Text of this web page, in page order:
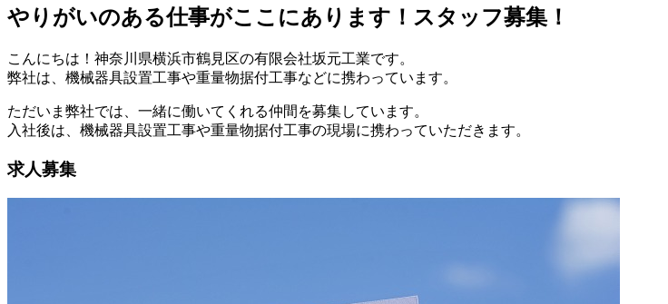
やりがいのある仕事がここにあります！スタッフ募集！
こんにちは！神奈川県横浜市鶴見区の有限会社坂元工業です。
弊社は、機械器具設置工事や重量物据付工事などに携わっています。
ただいま弊社では、一緒に働いてくれる仲間を募集しています。
入社後は、機械器具設置工事や重量物据付工事の現場に携わっていただきます。
求人募集